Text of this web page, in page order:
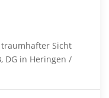
traumhafter Sicht
DG in Heringen /